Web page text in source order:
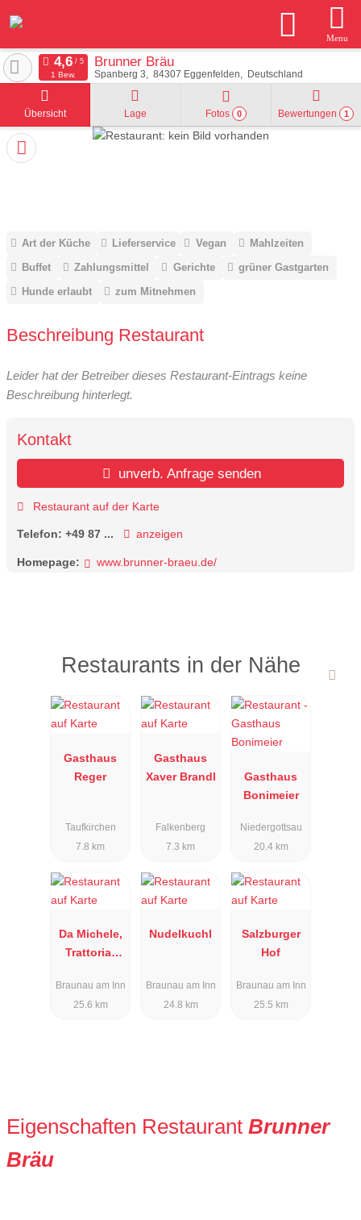
Menu
Brunner Bräu
Spanberg 3 84307 Eggenfelden Deutschland
1 Bew.
Übersicht Lage Fotos 0 Bewertungen 1
Art der Küche Lieferservice Vegan
Mahlzeiten
Buffet
Zahlungsmittel Gerichte
grüner Gastgarten
Hunde erlaubt
zum Mitnehmen
Beschreibung Restaurant
Leider hat der Betreiber dieses Restaurant-Eintrags keine
Beschreibung hinterlegt.
Kontakt
unverb. Anfrage senden
Restaurant auf der Karte
Telefon: +49 87 ... anzeigen
Homepage: www.brunner-braeu.de/
Restaurants in der Nähe
Gasthaus
Reger
Taufkirchen
7.8 km
Gasthaus
Xaver Brandl
Falkenberg
7.3 km
Gasthaus
Bonimeier
Niedergottsau
20.4 km
Da Michele,
Trattoria-
Braunau am Inn
25.6 km
Nudelkuchl
Braunau am Inn
24.8 km
Salzburger
Hof
Braunau am Inn
25.5 km
Eigenschaften Restaurant Brunner
Bräu